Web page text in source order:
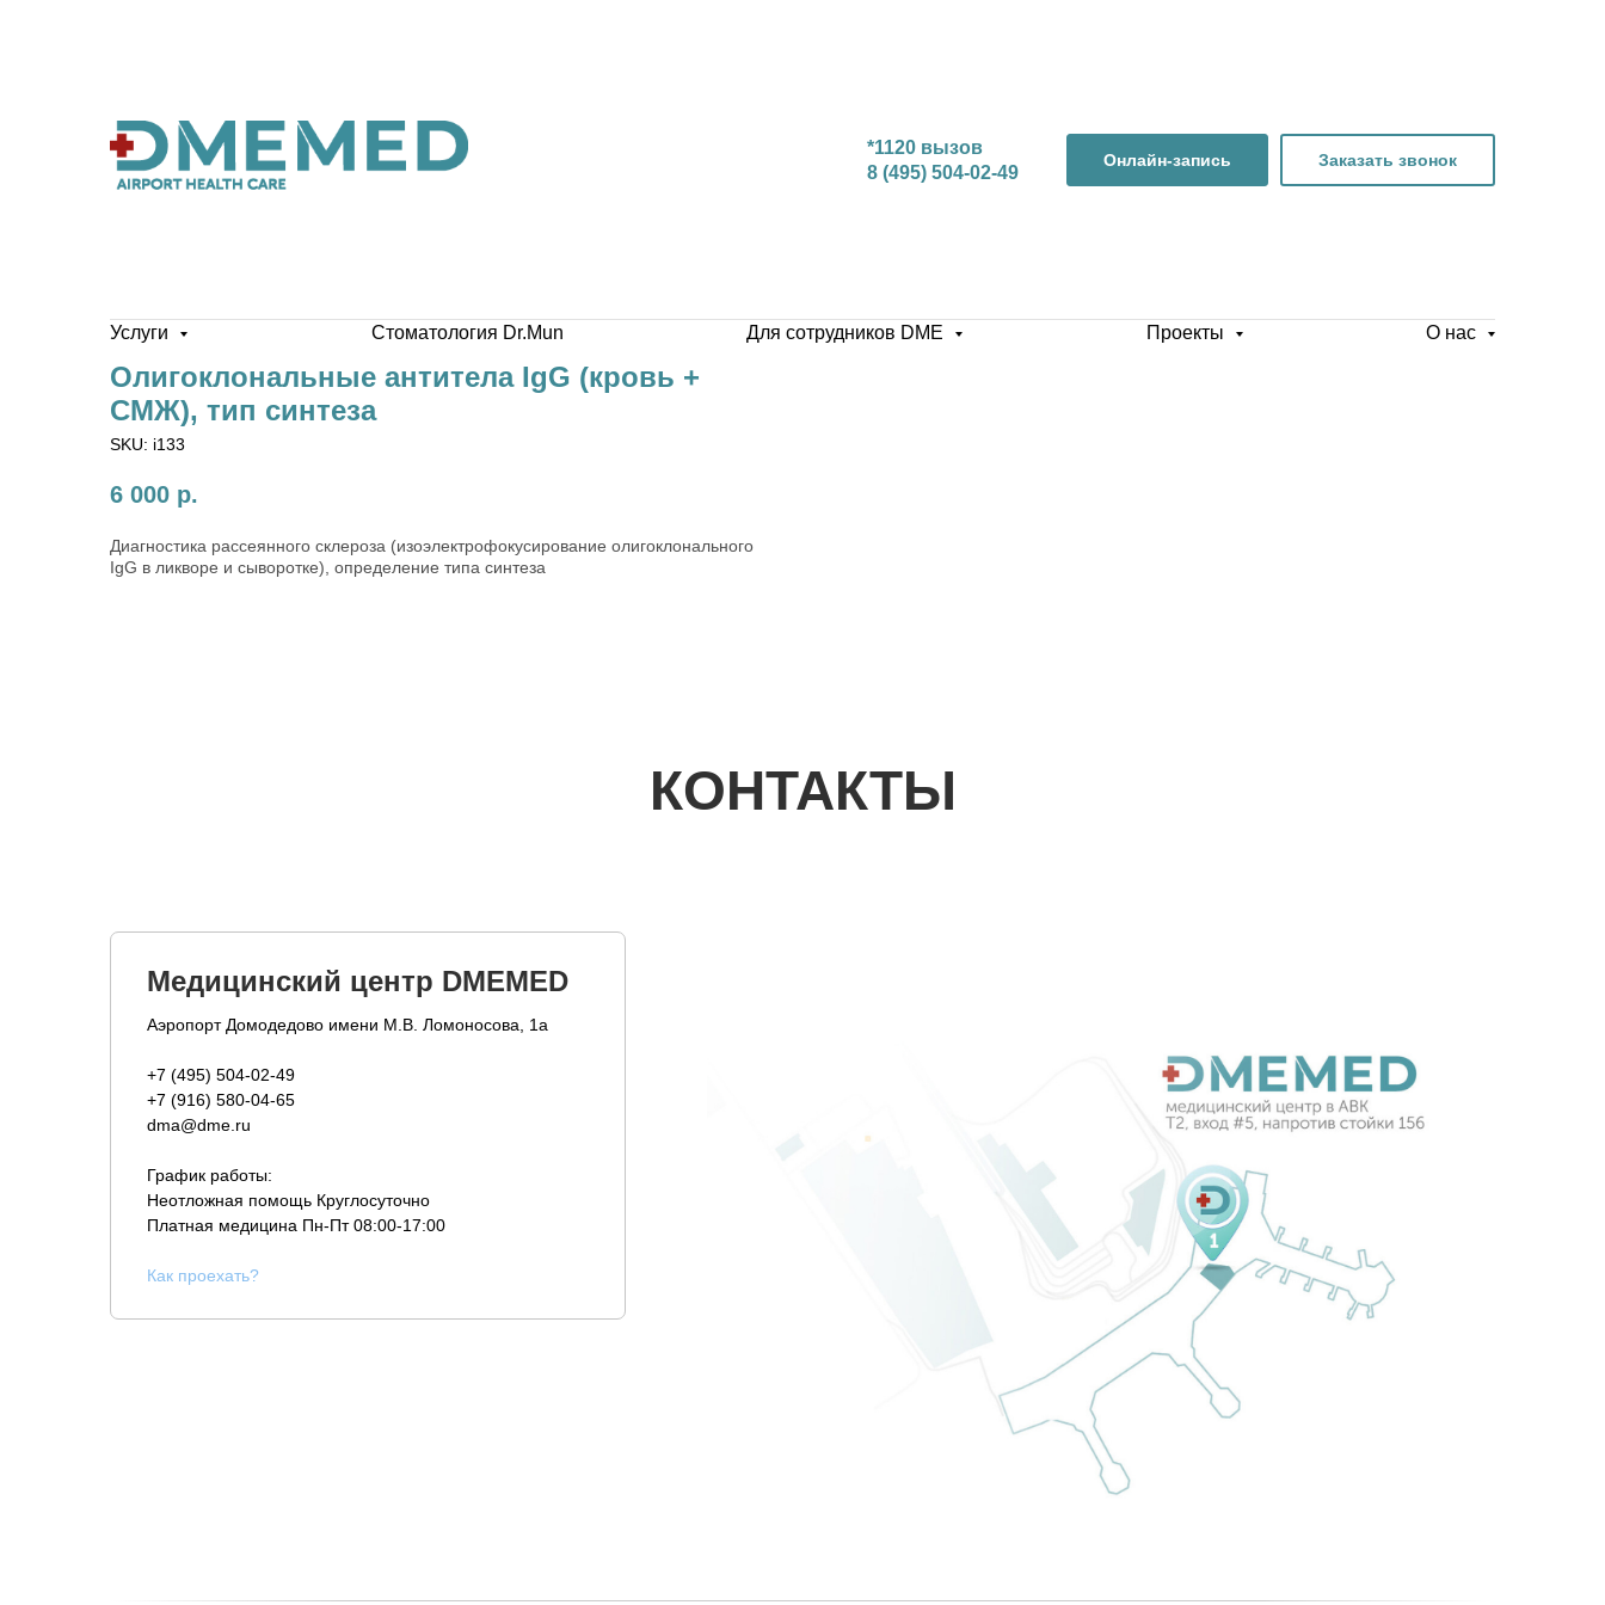
*1120 вызов
8 (495) 504-02-49
Онлайн-запись Заказать звонок
Услуги Стоматология Dr.Mun Для сотрудников DME Проекты О нас
Олигоклональные антитела IgG (кровь +
СМЖ), тип синтеза
SKU: i133
6 000 р.
Диагностика рассеянного склероза (изоэлектрофокусирование олигоклонального
IgG в ликворе и сыворотке), определение типа синтеза
КОНТАКТЫ
Медицинский центр DMEMED
Аэропорт Домодедово имени М.В. Ломоносова, 1а
+7 (495) 504-02-49
+7 (916) 580-04-65
dma@dme.ru
График работы:
Неотложная помощь Круглосуточно
Платная медицина Пн-Пт 08:00-17:00
Как проехать?